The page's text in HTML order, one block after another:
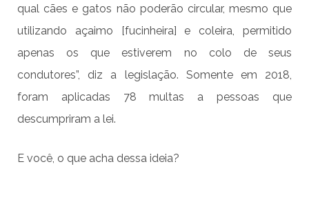
qual cães e gatos não poderão circular, mesmo que
utilizando açaimo [fucinheira] e coleira, permitido
apenas os que estiverem no colo de seus
condutores”, diz a legislação. Somente em 2018,
foram aplicadas 78 multas a pessoas que
descumpriram a lei.
E você, o que acha dessa ideia?